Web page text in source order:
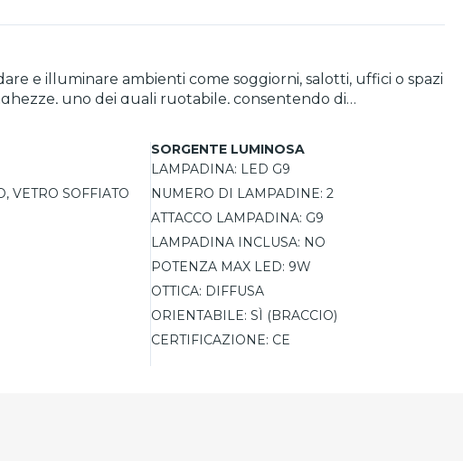
e illuminare ambienti come soggiorni, salotti, uffici o spazi
uno dei quali ruotabile, consentendo di
soffiato bianco latte, con un diametro di 14 cm,
È disponibile anche una variante con diffusori in vetro
l’efficienza energetica e assicurando una
VETRO SOFFIATO
SORGENTE LUMINOSA
LAMPADINA: LED G9
NUMERO DI LAMPADINE: 2
ATTACCO LAMPADINA: G9
LAMPADINA INCLUSA: NO
POTENZA MAX LED: 9W
OTTICA: DIFFUSA
ORIENTABILE: SÌ (BRACCIO)
CERTIFICAZIONE: CE